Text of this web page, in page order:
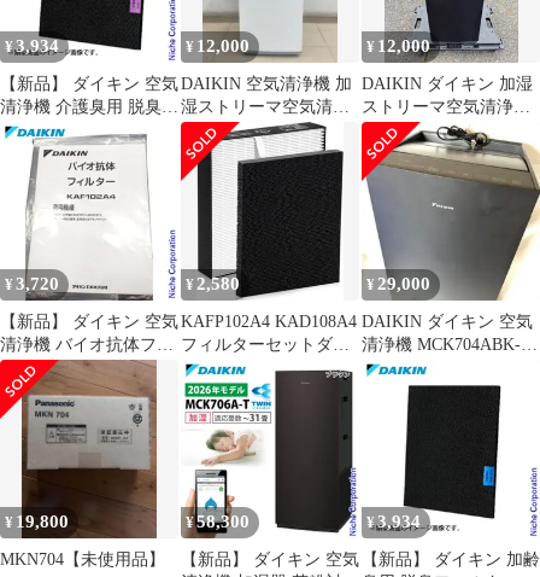
¥3,934
【新品】 ダイキン 空気
清浄機 介護臭用 脱臭フ
ィルター BAFP102A42
¥ 12,000
DAIKIN 空気清浄機 加
湿ストリーマ空気清浄
機 MCK704AN-W
¥ 12,000
DAIKIN ダイキン 加湿
ストリーマ空気清浄機
MCK704AE3 黒 ヤニ汚
れあり 2023年
¥ 3,720
【新品】 ダイキン 空気
清浄機 バイオ抗体フィ
ルター 1枚 KAF102A4
¥ 2,580
KAFP102A4 KAD108A4
フィルターセットダイ
キン 空気清浄機 互換
¥ 29,000
DAIKIN ダイキン 空気
清浄機 MCK704ABK- T
2023年製
¥ 19,800
MKN704【未使用品】
¥58,300
【新品】 ダイキン 空気
¥3,934
【新品】 ダイキン 加齢